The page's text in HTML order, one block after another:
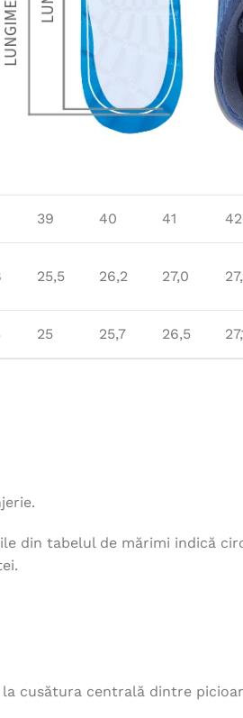
39 40 41 42
25,5 26,2 27,0
25 25,7 26,5
din tabelul de mărimi indică
cusătura centrală dintre